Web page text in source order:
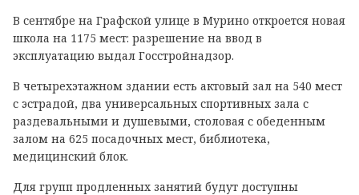
В сентябре на Графской улице в Мурино откроется новая
школа на 1175 мест: разрешение на ввод в
эксплуатацию выдал Госстройнадзор.
В четырехэтажном здании есть актовый зал на 540 мест
с эстрадой, два универсальных спортивных зала с
раздевальными и душевыми, столовая с обеденным
залом на 625 посадочных мест, библиотека,
медицинский блок.
Для групп продленных занятий будут доступны